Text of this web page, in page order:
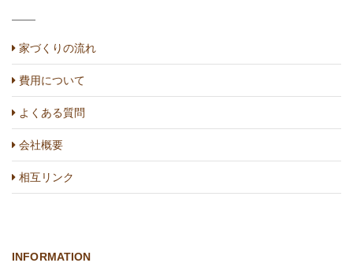
家づくりの流れ
費用について
よくある質問
会社概要
相互リンク
INFORMATION